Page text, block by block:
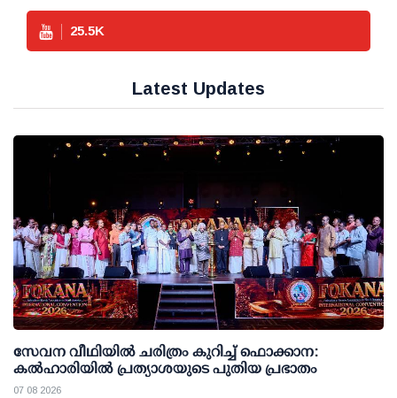
25.5K
Latest Updates
സേവന വീഥിയില്‍ ചരിത്രം കുറിച്ച് ഫൊക്കാന:
കല്‍ഹാരിയില്‍ പ്രത്യാശയുടെ പുതിയ പ്രഭാതം
07 08 2026